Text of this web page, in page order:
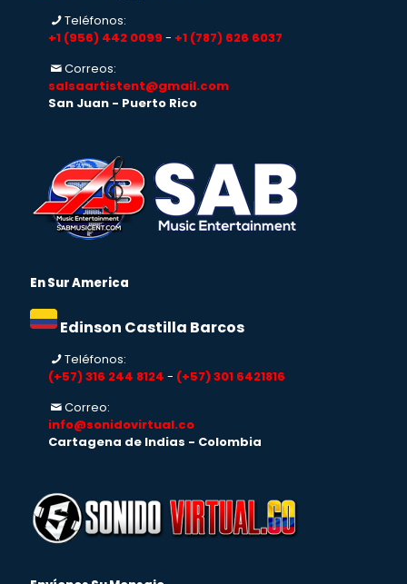
Teléfonos:
+1 (956) 442 0099 - +1 (787) 626 6037
Correos:
salsaartistent@gmail.com
San Juan - Puerto Rico
En Sur America
Edinson Castilla Barcos
Teléfonos:
(+57) 316 244 8124 - (+57) 301 6421816
Correo:
info@sonidovirtual.co
Cartagena de Indias - Colombia